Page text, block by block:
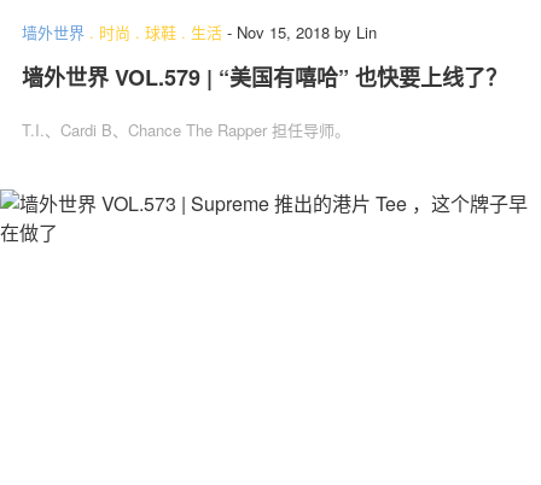
墙外世界 . 时尚 . 球鞋 . 生活 - Nov 15, 2018 by Lin
墙外世界 VOL.579 | “美国有嘻哈” 也快要上线了？
T.I.、Cardi B、Chance The Rapper 担任导师。